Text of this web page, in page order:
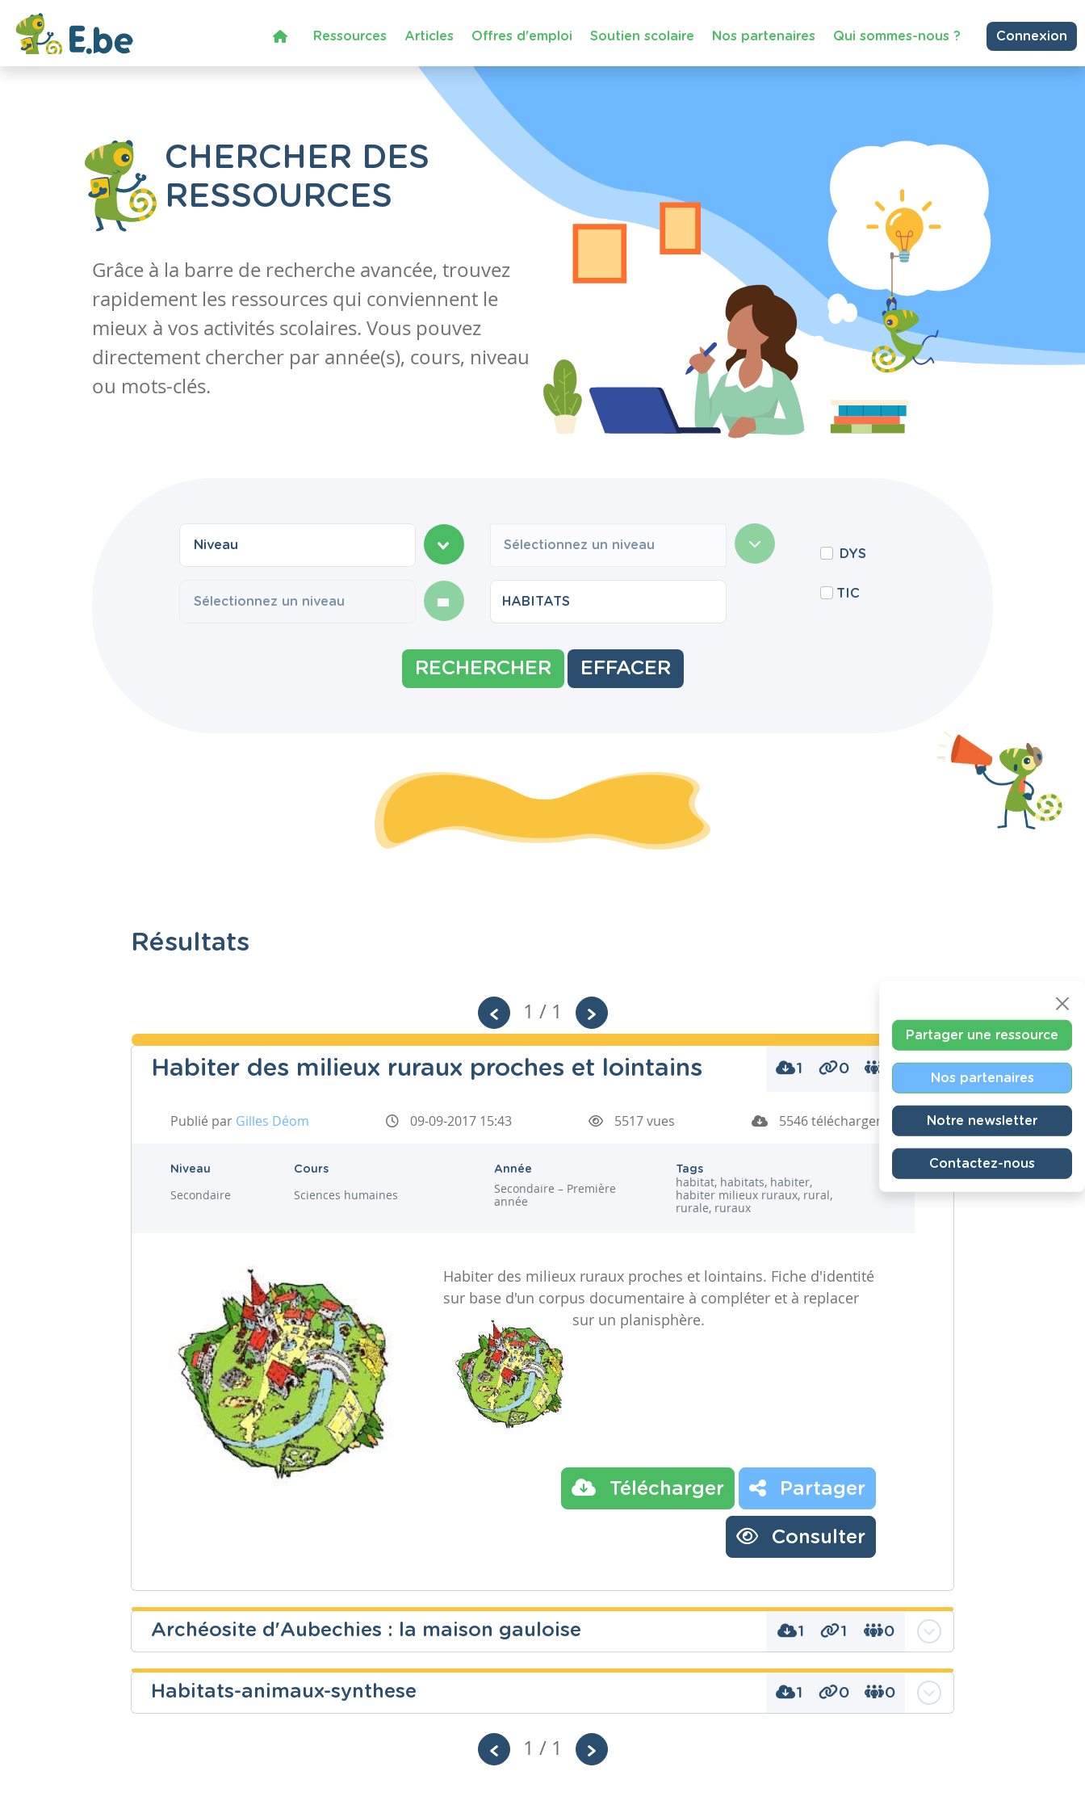
Ressources Articles Offres d'emploi Soutien scolaire Nos partenaires Qui sommes-nous ? Connexion
CHERCHER DES
RESSOURCES
Grâce à la barre de recherche avancée, trouvez
rapidement les ressources qui conviennent le
mieux à vos activités scolaires. Vous pouvez
directement chercher par année(s), cours, niveau
ou mots-clés.
Sélectionnez un niveau
DYS
TIC
RECHERCHER EFFACER
Résultats
1 / 1
Habiter des milieux ruraux proches et lointains 1 0 0
Publié par Gilles Déom 09-09-2017 15:43 5517 vues 5546 téléchargements
Niveau
Secondaire
Cours
Sciences humaines
Année
Secondaire – Première
année
Tags
habitat, habitats, habiter,
habiter milieux ruraux, rural,
rurale, ruraux
Habiter des milieux ruraux proches et lointains. Fiche d'identité
sur base d'un corpus documentaire à compléter et à replacer
sur un planisphère.
Télécharger Partager
Consulter
Archéosite d'Aubechies : la maison gauloise 1 1 0
Habitats-animaux-synthese 1 0 0
1 / 1
Partager une ressource
Nos partenaires
Notre newsletter
Contactez-nous